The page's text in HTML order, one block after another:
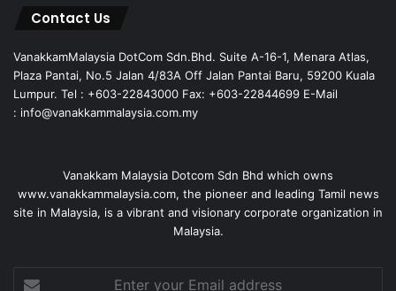
Contact Us
VanakkamMalaysia DotCom Sdn.Bhd. Suite A-16-1, Menara Atlas,
Plaza Pantai, No.5 Jalan 4/83A Off Jalan Pantai Baru, 59200 Kuala
Lumpur. Tel : +603-22843000 Fax: +603-22844699 E-Mail
: info@vanakkammalaysia.com.my
Vanakkam Malaysia Dotcom Sdn Bhd which owns
www.vanakkammalaysia.com, the pioneer and leading Tamil news
site in Malaysia, is a vibrant and visionary corporate organization in
Malaysia.